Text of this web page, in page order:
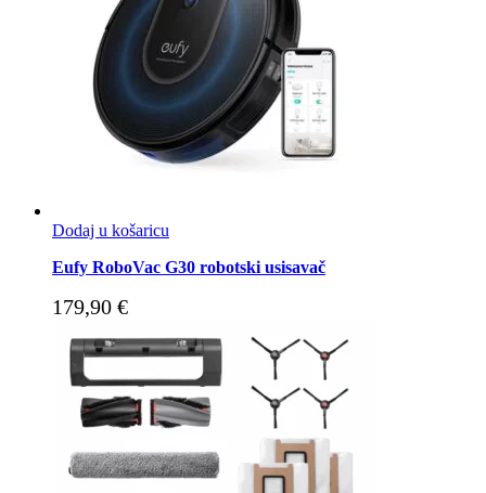
Dodaj u košaricu
Eufy RoboVac G30 robotski usisavač
179,90 €